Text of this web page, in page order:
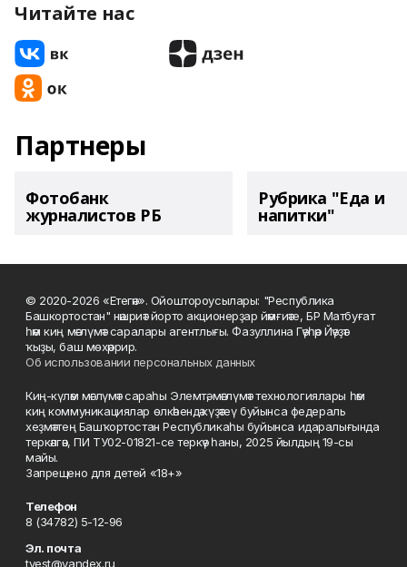
Читайте нас
Партнеры
Фотобанк
журналистов РБ
Рубрика "Еда и
напитки"
© 2020-2026 «Етегән». Ойоштороусылары: "Республика
Башкортостан" нәшриәт йорто акционерҙар йәмғиәте, БР Матбуғат
һәм киң мәғлүмәт саралары агентлығы. Фазуллина Гәүһәр Йәүҙәт
ҡыҙы, баш мөхәррир.
Об использовании персональных данных
Киң-күләм мәғлүмәт сараһы Элемтә, мәғлүмәт технологиялары һәм
киң коммуникациялар өлкәһендә күҙәтеү буйынса федераль
хеҙмәттең Башҡортостан Республикаһы буйынса идаралығында
теркәлгән, ПИ ТУ02-01821-се теркәү һаны, 2025 йылдың 19-сы
майы.
Запрещено для детей «18+»
Телефон
8 (34782) 5-12-96
Эл. почта
tvest@yandex.ru